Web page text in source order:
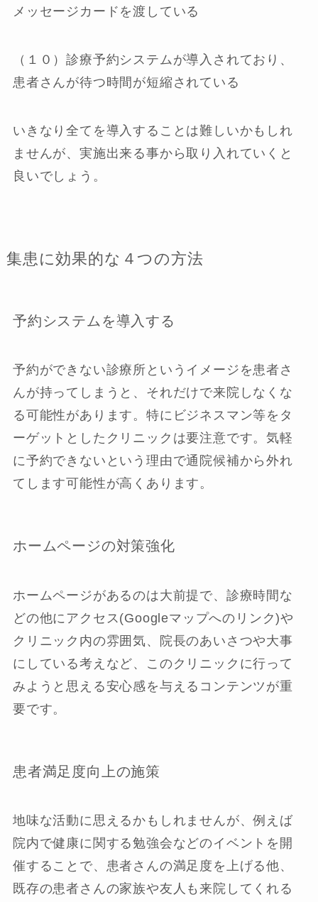
メッセージカードを渡している
（１０）診療予約システムが導入されており、
患者さんが待つ時間が短縮されている
いきなり全てを導入することは難しいかもしれ
ませんが、実施出来る事から取り入れていくと
良いでしょう。
集患に効果的な４つの方法
予約システムを導入する
予約ができない診療所というイメージを患者さ
んが持ってしまうと、それだけで来院しなくな
る可能性があります。特にビジネスマン等をタ
ーゲットとしたクリニックは要注意です。気軽
に予約できないという理由で通院候補から外れ
てします可能性が高くあります。
ホームページの対策強化
ホームページがあるのは大前提で、診療時間な
どの他にアクセス(Googleマップへのリンク)や
クリニック内の雰囲気、院長のあいさつや大事
にしている考えなど、このクリニックに行って
みようと思える安心感を与えるコンテンツが重
要です。
患者満足度向上の施策
地味な活動に思えるかもしれませんが、例えば
院内で健康に関する勉強会などのイベントを開
催することで、患者さんの満足度を上げる他、
既存の患者さんの家族や友人も来院してくれる